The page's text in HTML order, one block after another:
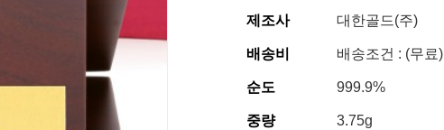
제조사 대한골드(주)
배송비 배송조건 : (무료)
순도 999.9%
중량 3.75g